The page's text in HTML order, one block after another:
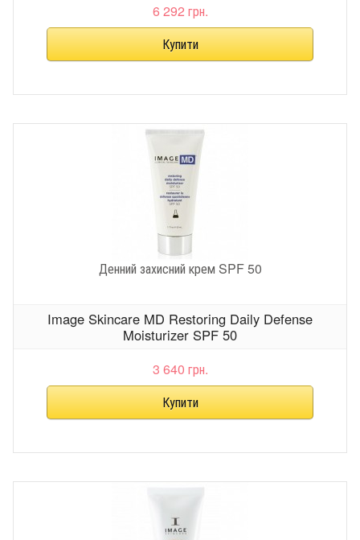
6 292 грн.
Денний захисний крем SPF 50
Image Skincare MD Restoring Daily Defense
Moisturizer SPF 50
3 640 грн.